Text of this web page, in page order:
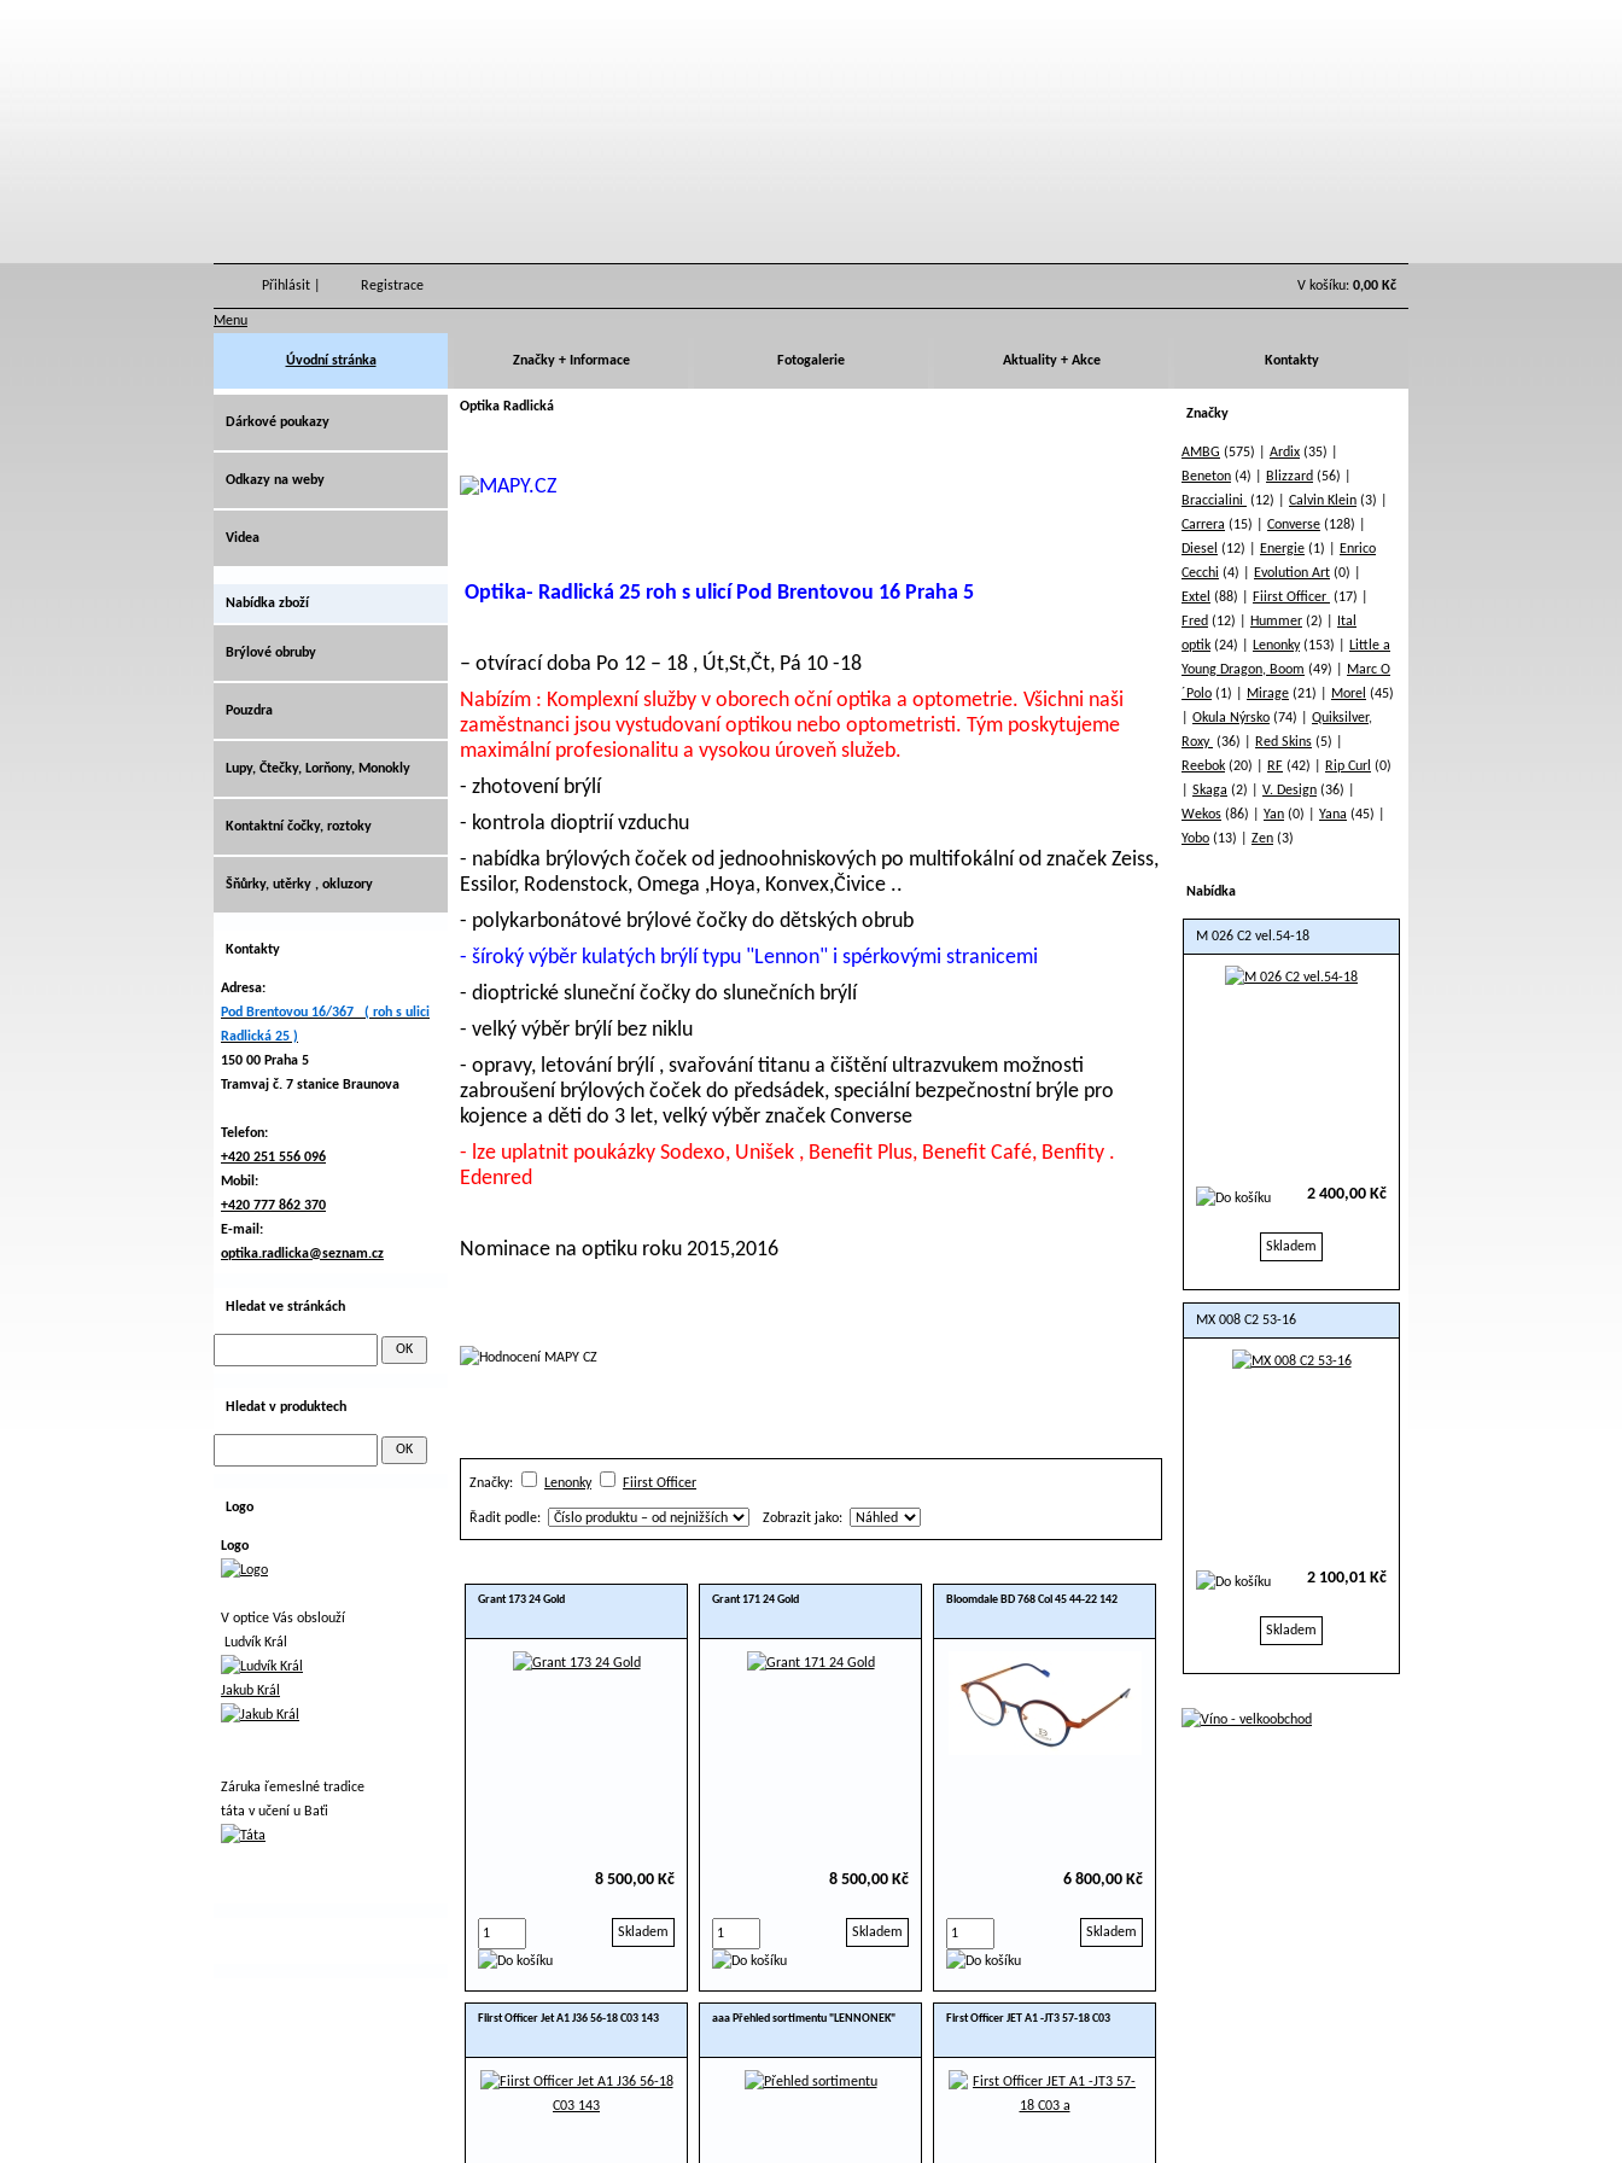
Přihlásit Registrace V košíku: 0,00 Kč
Menu
Úvodní stránka Značky + Informace Fotogalerie Aktuality + Akce Kontakty
Optika Radlická
Optika- Radlická 25 roh s ulicí Pod Brentovou 16 Praha 5
– otvírací doba Po 12 – 18 , Út,St,Čt, Pá 10 -18
Nabízím : Komplexní služby v oborech oční optika a optometrie. Všichni naši
zaměstnanci jsou vystudovaní optikou nebo optometristi. Tým poskytujeme
maximální profesionalitu a vysokou úroveň služeb.
- zhotovení brýlí
- kontrola dioptrií vzduchu
- nabídka brýlových čoček od jednoohniskových po multifokální od značek Zeiss,
Essilor, Rodenstock, Omega ,Hoya, Konvex,Čivice ..
- polykarbonátové brýlové čočky do dětských obrub
- šíroký výběr kulatých brýlí typu "Lennon" i spérkovými stranicemi
- dioptrické sluneční čočky do slunečních brýlí
- velký výběr brýlí bez niklu
- opravy, letování brýlí , svařování titanu a čištění ultrazvukem možnosti
zabroušení brýlových čoček do předsádek, speciální bezpečnostní brýle pro
kojence a děti do 3 let, velký výběr značek Converse
- lze uplatnit poukázky Sodexo, Unišek , Benefit Plus, Benefit Café, Benfity .
Edenred
Nominace na optiku roku 2015,2016
Značky: Lenonky Fiirst Officer
Řadit podle: Zobrazit jako:
Grant 173 24 Gold
8 500,00 Kč
Skladem
Grant 171 24 Gold
8 500,00 Kč
Skladem
Bloomdale BD 768 Col 45 44-22 142
6 800,00 Kč
Skladem
Fiirst Officer Jet A1 J36 56-18 C03 143 aaa Přehled sortimentu "LENNONEK" First Officer JET A1 -JT3 57-18 C03
Dárkové poukazy
Odkazy na weby
Videa
Nabídka zboží
Brýlové obruby
Pouzdra
Lupy, Čtečky, Lorňony, Monokly
Kontaktní čočky, roztoky
Šňůrky, utěrky , okluzory
Kontakty
Adresa:
Pod Brentovou 16/367 ( roh s ulici
Radlická 25 )
150 00 Praha 5
Tramvaj č. 7 stanice Braunova
Telefon:
+420 251 556 096
Mobil:
+420 777 862 370
E-mail:
optika.radlicka@seznam.cz
Hledat ve stránkách
Hledat v produktech
Logo
Logo
V optice Vás obslouží
Ludvík Král
Jakub Král
Záruka řemeslné tradice
táta v učení u Baťi
Značky
AMBG (575) Ardix (35)
Beneton (4) Blizzard (56)
Braccialini (12) Calvin Klein (3)
Carrera (15) Converse (128)
Diesel (12) Energie (1)
Enrico
Cecchi (4) Evolution Art (0)
Extel (88) Fiirst Officer (17)
Fred (12) Hummer (2)
Ital
optik (24) Lenonky(153)
Little a
Young Dragon, Boom (49)
Marc O
´Polo (1) Mirage (21) Morel (45)
Okula Nýrsko (74)
Quiksilver,
Roxy (36) Red Skins (5)
Reebok (20) RF (42) Rip Curl (0)
Skaga (2) V. Design (36)
Wekos (86) Yan (0) Yana (45)
Yobo (13) Zen (3)
Nabídka
M 026 C2 vel.54-18
2 400,00 Kč
Skladem
MX 008 C2 53-16
2 100,01 Kč
Skladem